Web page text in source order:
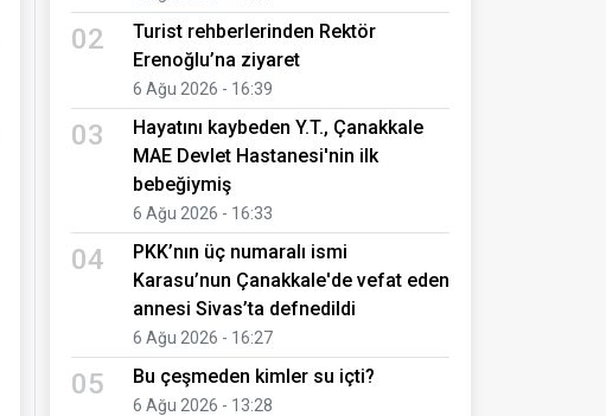
02
Turist rehberlerinden Rektör
Erenoğlu’na ziyaret
6 Ağu 2026 - 16:39
03
Hayatını kaybeden Y.T., Çanakkale
MAE Devlet Hastanesi'nin ilk
bebeğiymiş
6 Ağu 2026 - 16:33
04
PKK’nın üç numaralı ismi
Karasu’nun Çanakkale'de vefat eden
annesi Sivas’ta defnedildi
6 Ağu 2026 - 16:27
05 Bu çeşmeden kimler su içti?
6 Ağu 2026 - 13:28